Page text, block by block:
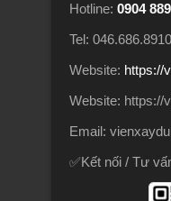
Hotline: 0904
Tel:
Website: https://
Website: https://
Email:
✅Kết nối / Tư